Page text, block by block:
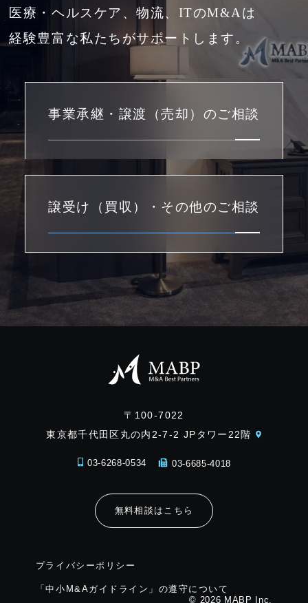
医療・ヘルスケア、物流、ITのM&Aは
経験豊富な私たちがサポートします。
事業承継・譲渡（売却）のご相談
譲受け（買収）・その他のご相談
〒100-7022
東京都千代田区丸の内2-7-2 JPタワー22階
03-6268-0534 03-6685-4018
無料相談はこちら
プライバシーポリシー
「中小M&Aガイドライン」の遵守について
© 2026 MABP Inc.